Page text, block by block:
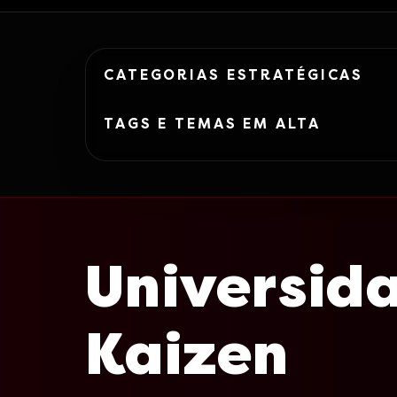
CATEGORIAS ESTRATÉGICAS
TAGS E TEMAS EM ALTA
Kaizen